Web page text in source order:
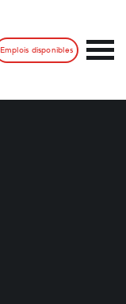
Emplois disponibles